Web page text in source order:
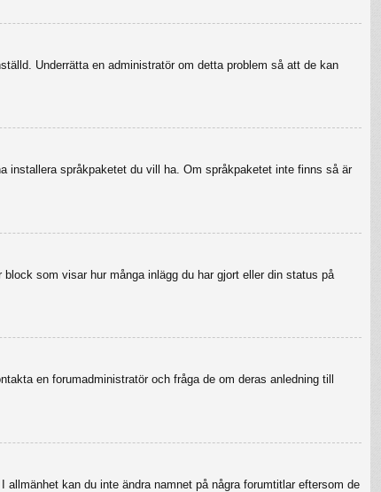
Underrätta en administratör om detta problem så att de kan
installera språkpaketet du vill ha. Om språkpaketet inte finns så är
som visar hur många inlägg du har gjort eller din status på
en forumadministratör och fråga de om deras anledning till
kan du inte ändra namnet på några forumtitlar eftersom de